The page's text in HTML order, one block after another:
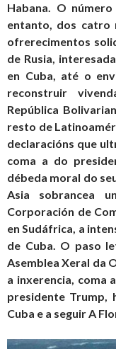
Habana. O
entanto, dos catro
ofrerecimentos
de Rusia,
en Cuba, até o
reconstruir
República
resto de
declaracións que
coma a do
débeda moral do
Asia sobrancea
Corporación de
en Sudáfrica, a
de Cuba. O paso
Asemblea Xeral da
a inxerencia, coma
presidente Trump,
Cuba e a seguir A